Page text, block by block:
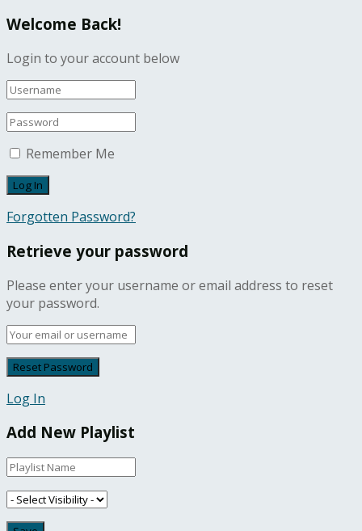
Welcome Back!
Login to your account below
Remember Me
Forgotten Password?
Retrieve your password
Please enter your username or email address to reset
your password.
Log In
Add New Playlist